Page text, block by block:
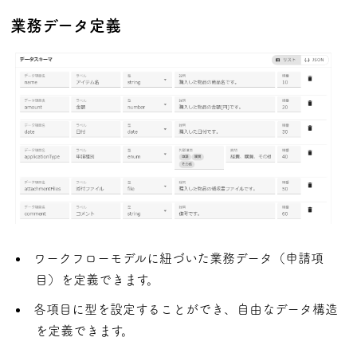
業務データ定義
ワークフローモデルに紐づいた業務データ（申請項
目）を定義できます。
各項目に型を設定することができ、自由なデータ構造
を定義できます。